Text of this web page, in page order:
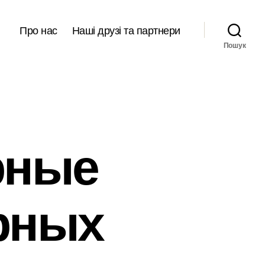
Про нас Наші друзі та партнери
Пошук